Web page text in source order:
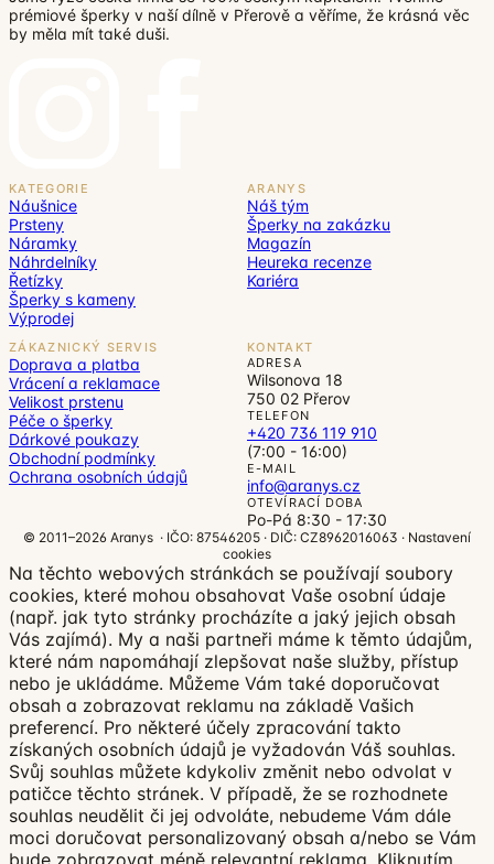
prémiové šperky v naší dílně v Přerově a věříme, že krásná věc
by měla mít také duši.
KATEGORIE
Náušnice
Prsteny
Náramky
Náhrdelníky
Řetízky
Šperky s kameny
Výprodej
ARANYS
Náš tým
Šperky na zakázku
Magazín
Heureka recenze
Kariéra
ZÁKAZNICKÝ SERVIS
Doprava a platba
Vrácení a reklamace
Velikost prstenu
Péče o šperky
Dárkové poukazy
Obchodní podmínky
Ochrana osobních údajů
KONTAKT
ADRESA
Wilsonova 18
750 02 Přerov
TELEFON
+420 736 119 910
(7:00 - 16:00)
E-MAIL
info@aranys.cz
OTEVÍRACÍ DOBA
Po-Pá 8:30 - 17:30
© 2011–2026 Aranys · IČO: 87546205 · DIČ: CZ8962016063 · Nastavení
cookies
Na těchto webových stránkách se používají soubory
cookies, které mohou obsahovat Vaše osobní údaje
(např. jak tyto stránky procházíte a jaký jejich obsah
Vás zajímá). My a naši partneři máme k těmto údajům,
které nám napomáhají zlepšovat naše služby, přístup
nebo je ukládáme. Můžeme Vám také doporučovat
obsah a zobrazovat reklamu na základě Vašich
preferencí. Pro některé účely zpracování takto
získaných osobních údajů je vyžadován Váš souhlas.
Svůj souhlas můžete kdykoliv změnit nebo odvolat v
patičce těchto stránek. V případě, že se rozhodnete
souhlas neudělit či jej odvoláte, nebudeme Vám dále
moci doručovat personalizovaný obsah a/nebo se Vám